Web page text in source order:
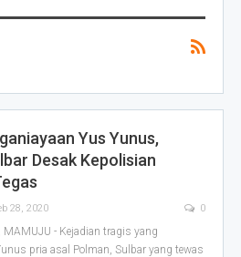
Yus Yunus,
Desak Kepolisian
28, 2020 0
MAMUJU - Kejadian tragis yang
pria asal Polman, Sulbar yang tewas